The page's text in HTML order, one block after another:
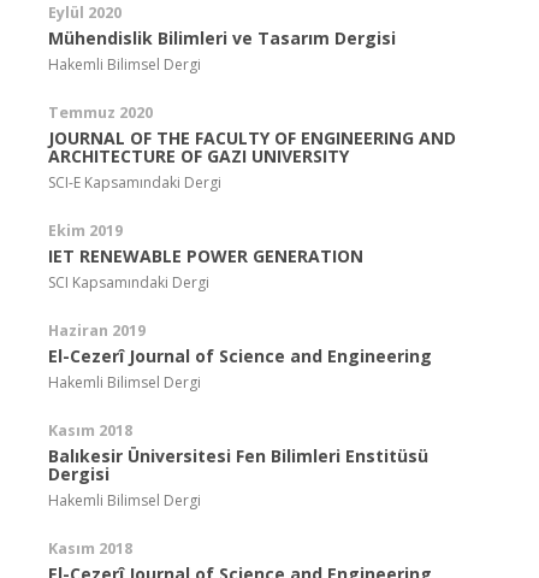
Eylül 2020
Mühendislik Bilimleri ve Tasarım Dergisi
Hakemli Bilimsel Dergi
Temmuz 2020
JOURNAL OF THE FACULTY OF ENGINEERING AND
ARCHITECTURE OF GAZI UNIVERSITY
SCI-E Kapsamındaki Dergi
Ekim 2019
IET RENEWABLE POWER GENERATION
SCI Kapsamındaki Dergi
Haziran 2019
El-Cezerî Journal of Science and Engineering
Hakemli Bilimsel Dergi
Kasım 2018
Balıkesir Üniversitesi Fen Bilimleri Enstitüsü
Dergisi
Hakemli Bilimsel Dergi
Kasım 2018